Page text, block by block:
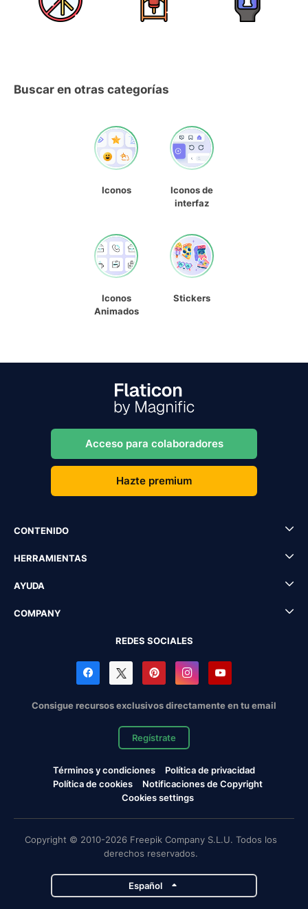
Buscar en otras categorías
Iconos
Iconos de
interfaz
Iconos
Animados
Stickers
Acceso para colaboradores
Hazte premium
CONTENIDO
HERRAMIENTAS
AYUDA
COMPANY
REDES SOCIALES
Consigue recursos exclusivos directamente en tu email
Regístrate
Términos y condiciones
Política de privacidad
Política de cookies
Notificaciones de Copyright
Cookies settings
Copyright © 2010-2026 Freepik Company S.L.U. Todos los
derechos reservados.
Español